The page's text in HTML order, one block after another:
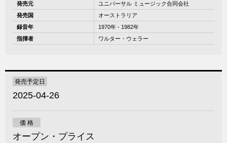
発売元
ユニバーサル ミュージック合同会社
発売国
オーストラリア
録音年
1970年 - 1982年
指揮者
ワルター・ウェラー
発売予定日
2025-04-26
価 格
オープン・プライス